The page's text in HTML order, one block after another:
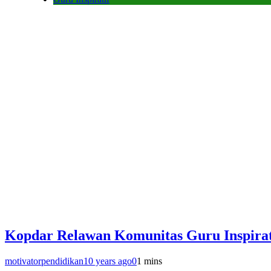
Kopdar Relawan Komunitas Guru
motivatorpendidikan10 years ago01 mins